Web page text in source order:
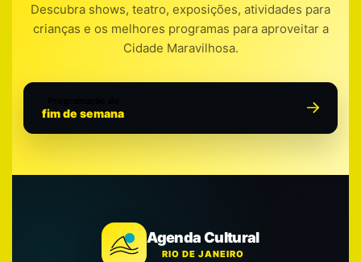
Descubra shows, teatro, exposições, atividades para
crianças e os melhores programas para aproveitar a
Cidade Maravilhosa.
fim de semana
Agenda Cultural
RIO DE JANEIRO